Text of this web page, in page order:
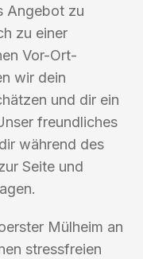
Angebot zu
zu einer
Vor-Ort-
wir dein
und dir ein
freundliches
während des
Seite und
Mülheim an
stressfreien